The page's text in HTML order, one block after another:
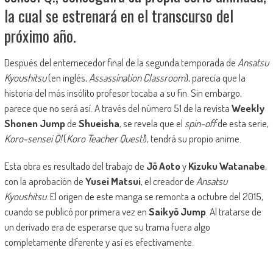
la cual se estrenará en el transcurso del
próximo año.
Después del enternecedor final de la segunda temporada de Ansatsu
Kyoushitsu(en inglés, Assassination Classroom), parecía que la
historia del más insólito profesor tocaba a su fin. Sin embargo,
parece que no será así. A través del número 51 de la revistaWeekly
Shonen JumpdeShueisha, se revela que el spin-offde esta serie,
Koro-sensei Q!(Koro Teacher Quest!), tendrá su propio anime.
Esta obra es resultado del trabajo de Jō AotoyKizuku Watanabe,
con la aprobación deYusei Matsui, el creador de Ansatsu
Kyoushitsu. El origen de este manga se remonta a octubre del 2015,
cuando se publicó por primera vez enSaikyō Jump. Al tratarse de
un derivado era de esperarse que su trama fuera algo
completamente diferente y así es efectivamente.